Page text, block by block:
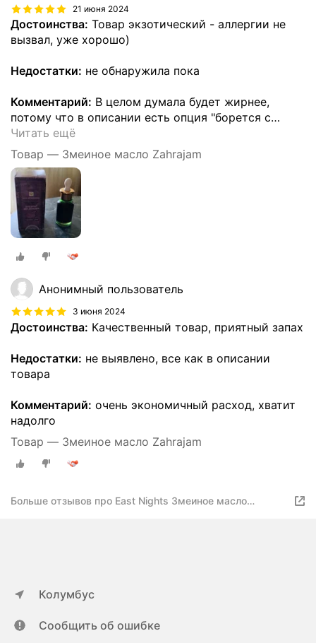
21 июня 2024
Достоинства: Товар экзотический - аллергии не
вызвал, уже хорошо)
Недостатки: не обнаружила пока
Комментарий: В целом думала будет жирнее,
потому что в описании есть опция "борется с…
Читать ещё
Товар — Змеиное масло Zahrajam
Анонимный пользователь
3 июня 2024
Достоинства: Качественный товар, приятный запах
Недостатки: не выявлено, все как в описании
товара
Комментарий: очень экономичный расход, хватит
надолго
Товар — Змеиное масло Zahrajam
Больше отзывов про East Nights Змеиное масло
Колумбус
Сообщить об ошибке